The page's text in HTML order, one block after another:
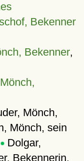
Bekenner
Bekenner,
Mönch,
Mönch, sein
Dolgar,
Bekennerin,